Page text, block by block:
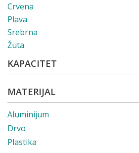
Crvena
Plava
Srebrna
Žuta
KAPACITET
MATERIJAL
Aluminijum
Drvo
Plastika